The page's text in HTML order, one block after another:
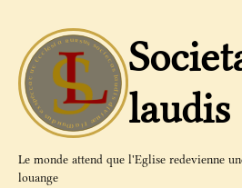
contenu
laudis
Le monde attend que l'Eglise redevienne
louange